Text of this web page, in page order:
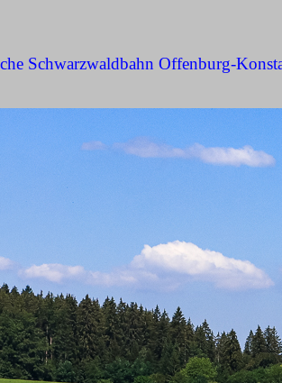
Schwarzwaldbahn Offenburg-